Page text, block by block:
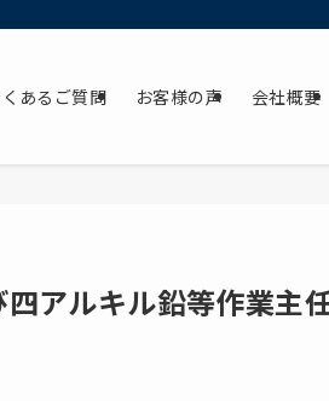
あるご質問 お客様の声 会社概要
アルキル鉛等作業主